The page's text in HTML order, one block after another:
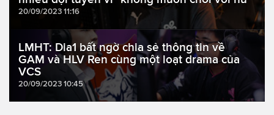
20/09/2023 11:16
LMHT: Dia1 bất ngờ chia sẻ thông tin về
GAM và HLV Ren cùng một loạt drama của
VCS
20/09/2023 10:45